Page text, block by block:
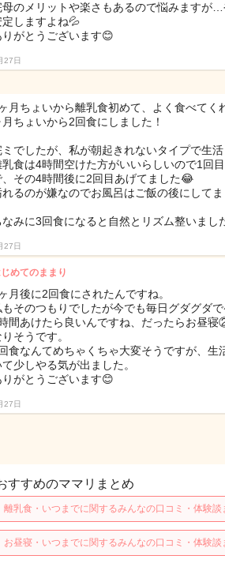
母のメリットや楽さもあるので悩みますが
定しますよね💦
りがとうございます😊
27日
月ちょいから離乳食初めて、よく食べてく
月ちょいから2回食にしました！
ミでしたが、私が朝起きれないタイプで生
乳食は4時間空けた方がいいらしいので1回
、その4時間後に2回目あげてました😂
れるのが嫌なのでお風呂はご飯の後にしてま
なみに3回食になると自然とリズム整いまし
27日
めてのままり
月後に2回食にされたんですね。
もそのつもりでしたが今でも毎日グダグダ
間あけたら良いんですね、だったらお昼
りそうです。
食なんてめちゃくちゃ大変そうですが、生
て少しやる気が出ました。
りがとうございます😊
27日
すすめのママリまとめ
離乳食・いつまでに関するみんなの口コミ・体験談
お昼寝・いつまでに関するみんなの口コミ・体験談